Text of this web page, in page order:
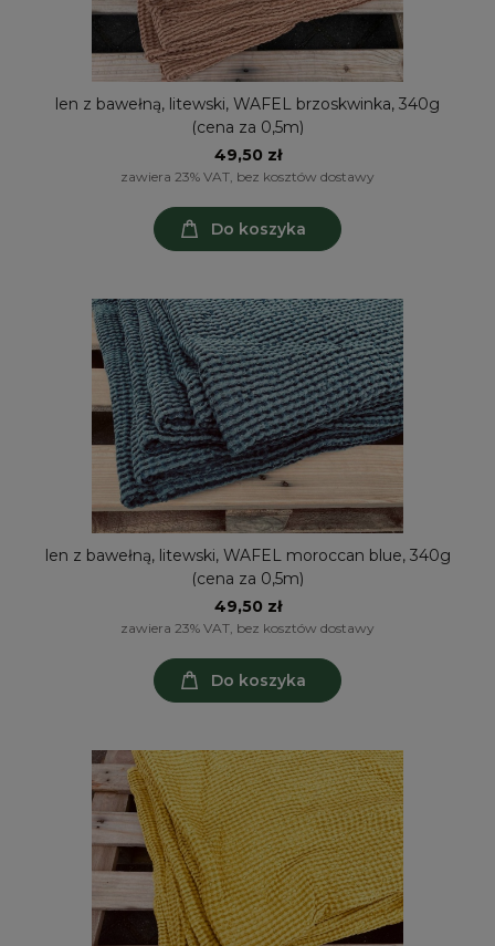
len z bawełną, litewski, WAFEL brzoskwinka, 340g
(cena za 0,5m)
49,50 zł
zawiera 23% VAT, bez kosztów dostawy
Do koszyka
len z bawełną, litewski, WAFEL moroccan blue, 340g
(cena za 0,5m)
49,50 zł
zawiera 23% VAT, bez kosztów dostawy
Do koszyka